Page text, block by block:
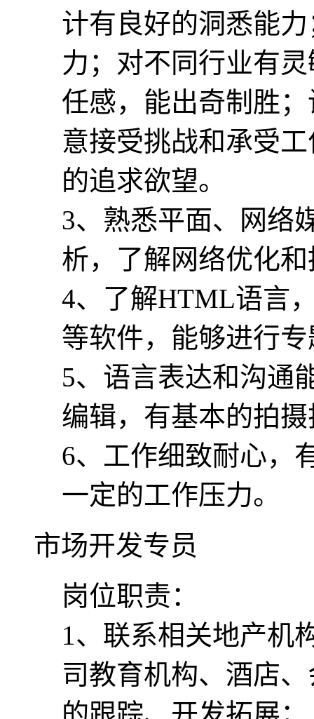
计有良好的洞悉能
力；对不同行业有
任感，能出奇制胜
意接受挑战和承受
的追求欲望。
3、熟悉平面、网络
析，了解网络优化
4、了解HTML语言
等软件，能够进行
5、语言表达和沟通
编辑，有基本的拍
6、工作细致耐心，
一定的工作压力。
市场开发专员
岗位职责：
1、联系相关地产机
司教育机构、酒店